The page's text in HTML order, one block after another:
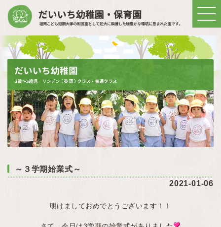
～３学期始業式～
2021-01-06
明けましておめでとうございます！！